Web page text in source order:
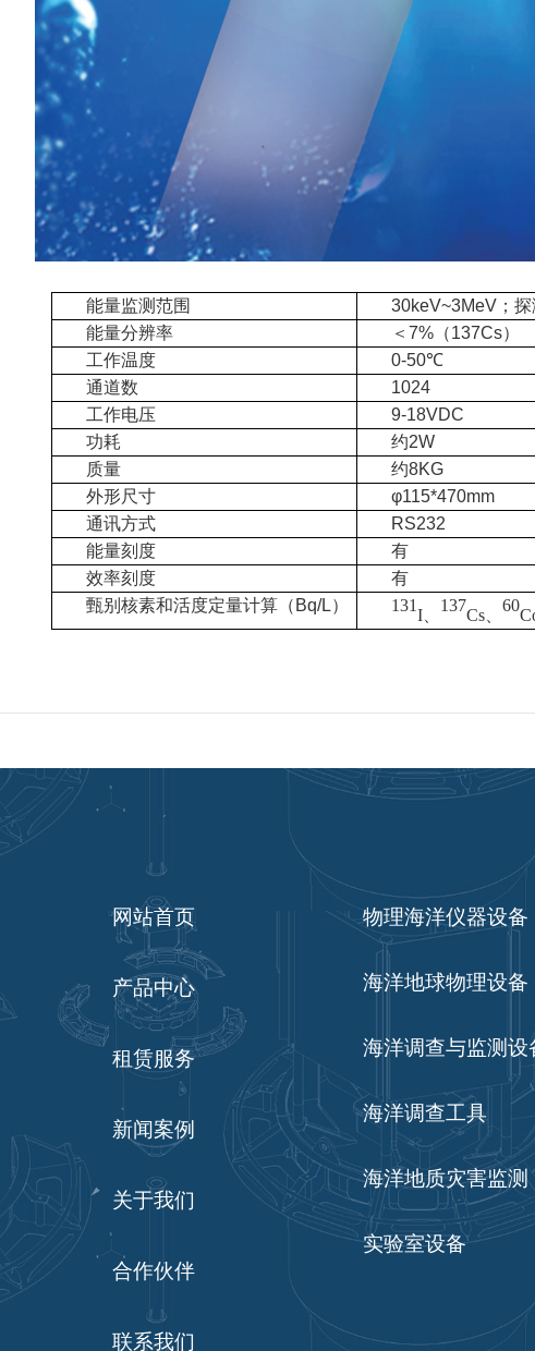
能量监测范围
30keV~3MeV；
能量分辨率
＜7%（137Cs）
工作温度
0-50℃
通道数
1024
工作电压
9-18VDC
功耗
约2W
质量
约8KG
外形尺寸
φ115*470mm
通讯方式
RS232
能量刻度
有
效率刻度
有
甄别核素和活度定量计算（Bq/L）
131
I、
137
Cs、
60
网站首页
产品中心
租赁服务
新闻案例
关于我们
合作伙伴
联系我们
物理海洋仪器设备
海洋地球物理设备
海洋调查与监测设
海洋调查工具
海洋地质灾害监测
实验室设备